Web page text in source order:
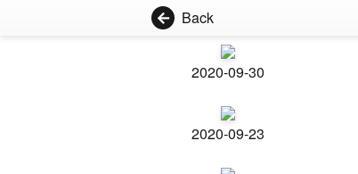
Back
2020-09-30
2020-09-23